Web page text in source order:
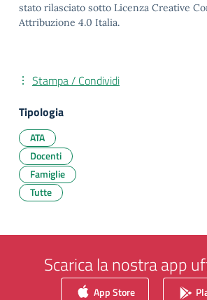
stato rilasciato sotto Licenza Creative
Attribuzione 4.0 Italia.
Stampa / Condividi
Tipologia
ATA
Docenti
Famiglie
Tutte
Scarica la nostra app
App Store